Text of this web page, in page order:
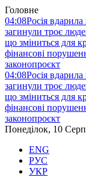
Головне
04:08Росія
загинули троє
що зміниться для
фінансові
законопроєкт
04:08Росія
загинули троє
що зміниться для
фінансові
законопроєкт
Понеділок, 10
ENG
РУС
УКР